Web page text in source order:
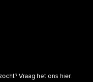
Vraag het ons hier.